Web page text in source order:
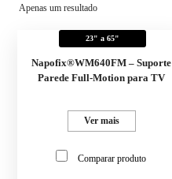
Apenas um resultado
23" a 65"
Napofix®WM640FM – Suporte
Parede Full-Motion para TV
Ver mais
Comparar produto